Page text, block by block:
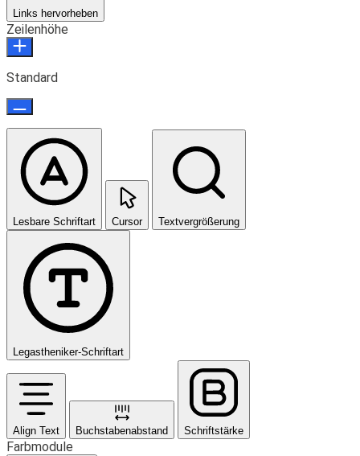
Links hervorheben
Zeilenhöhe
Standard
Lesbare Schriftart Cursor Textvergrößerung
Legastheniker-Schriftart
Align Text Buchstabenabstand Schriftstärke
Farbmodule